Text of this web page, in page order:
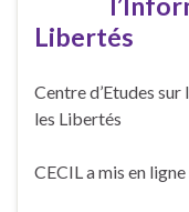
Libertés
Centre d’Etudes
les Libertés
CECIL a mis en